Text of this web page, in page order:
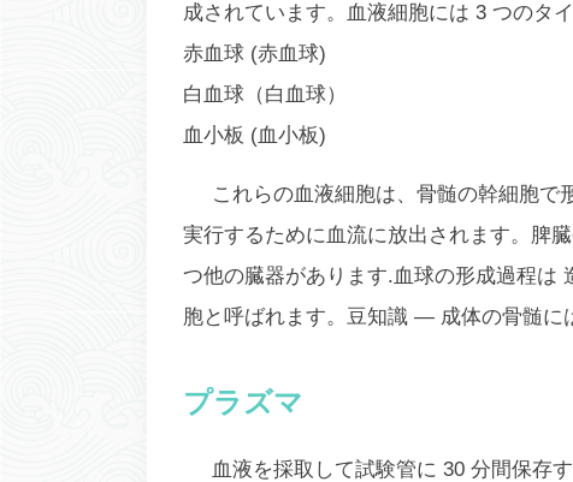
成されています。血液細胞には 3 つのタ
赤血球 (赤血球)
白血球（白血球）
血小板 (血小板)
これらの血液細胞は、骨髄の幹細胞で
実行するために血流に放出されます。脾
つ他の臓器があります.血球の形成過程は
胞と呼ばれます。豆知識 — 成体の骨髄に
プラズマ
血液を採取して試験管に 30 分間保存